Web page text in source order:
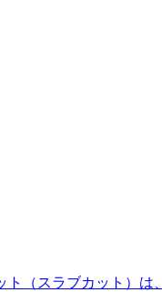
（スラブカット）は